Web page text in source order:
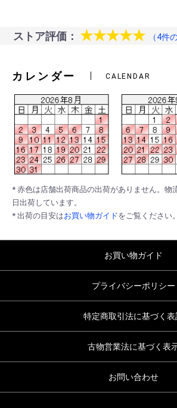
ストア評価： ★★★★★ （4件
カレンダー CALENDAR
* 赤色は店舗出荷商品の出荷がありません。物
日出荷しています。
* 出荷の目安はお買い物ガイドをご覧ください。
お買い物ガイド
プライバシーポリシー
特定商取引法に基づく表
古物営業法に基づく表
お問い合わせ